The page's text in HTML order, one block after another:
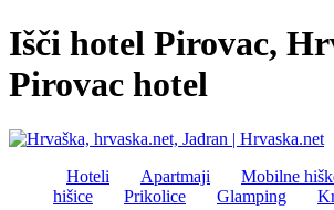
Išči hotel Pirovac,
Pirovac hotel
Hoteli Apartmaji Mobilne
hišice
Prikolice Glamping